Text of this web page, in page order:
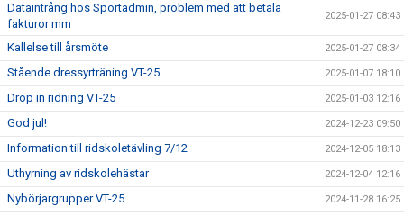
Dataintrång hos Sportadmin, problem med att betala
fakturor mm
2025-01-27 08:43
Kallelse till årsmöte 2025-01-27 08:34
Stående dressyrträning VT-25 2025-01-07 18:10
Drop in ridning VT-25 2025-01-03 12:16
God jul! 2024-12-23 09:50
Information till ridskoletävling 7/12 2024-12-05 18:13
Uthyrning av ridskolehästar 2024-12-04 12:16
Nybörjargrupper VT-25 2024-11-28 16:25